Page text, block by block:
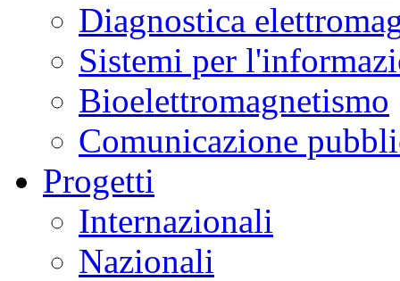
Diagnostica
Sistemi per
Bioelettromagnetismo
Comunicazione
Progetti
Internazionali
Nazionali